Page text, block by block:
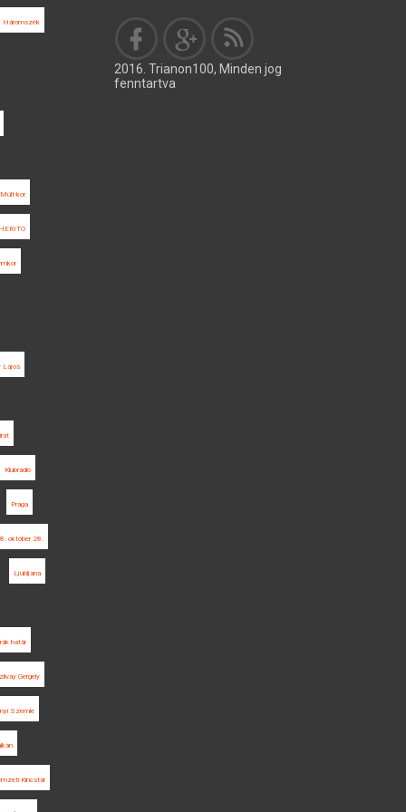
Háromszék
Múlt-kor
HERITO
Lajos
Klubrádió
Prága
október 28.
Ljubljana
határ
Gergely
Szemle
Kincstár
2016. Trianon100, Minden jog
fenntartva